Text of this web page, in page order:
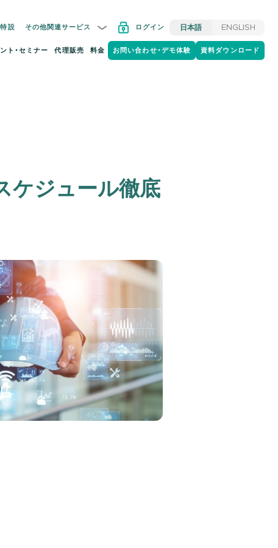
設 その他関連サービス ログイン 日本語 ENGLISH
ト・セミナー 代理販売 料金 お問い合わせ・デモ体験 資料ダウンロード
ケジュール徹底